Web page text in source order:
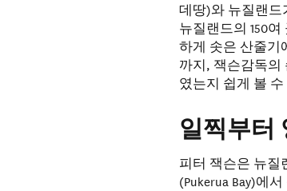
데땅)와 뉴질랜드
뉴질랜드의 150
하게 솟은 산줄기
까지, 잭슨감독의
였는지 쉽게 볼 수
일찍부터
피터 잭슨은 뉴질
(Pukerua Bay)에